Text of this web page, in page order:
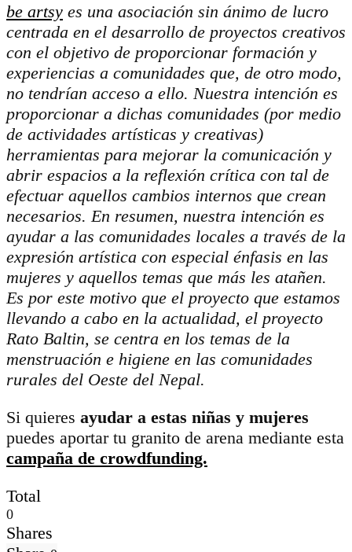
be artsy es una asociación sin ánimo de lucro
centrada en el desarrollo de proyectos creativos
con el objetivo de proporcionar formación y
experiencias a comunidades que, de otro modo,
no tendrían acceso a ello. Nuestra intención es
proporcionar a dichas comunidades (por medio
de actividades artísticas y creativas)
herramientas para mejorar la comunicación y
abrir espacios a la reflexión crítica con tal de
efectuar aquellos cambios internos que crean
necesarios. En resumen, nuestra intención es
ayudar a las comunidades locales a través de la
expresión artística con especial énfasis en las
mujeres y aquellos temas que más les atañen.
Es por este motivo que el proyecto que estamos
llevando a cabo en la actualidad, el proyecto
Rato Baltin, se centra en los temas de la
menstruación e higiene en las comunidades
rurales del Oeste del Nepal.
Si quieres ayudar a estas niñas y mujeres
puedes aportar tu granito de arena mediante esta
campaña de crowdfunding.
Total
0
Shares